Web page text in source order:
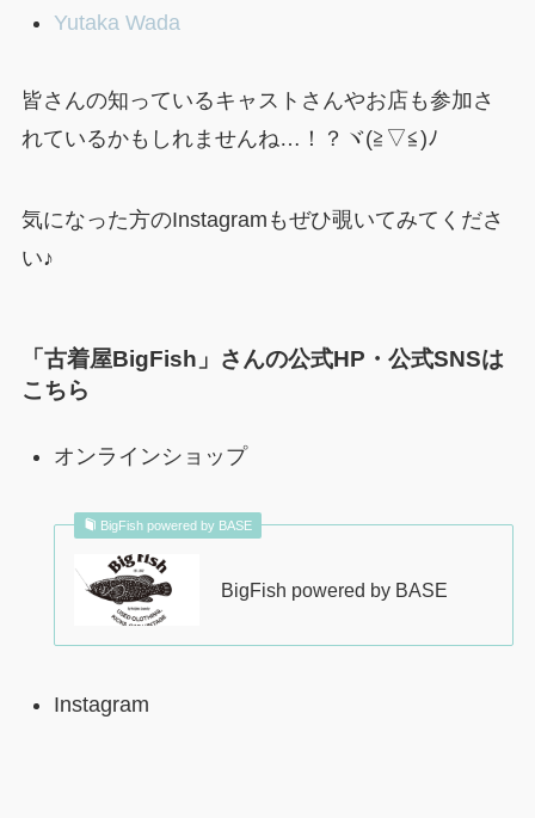
Yutaka Wada
皆さんの知っているキャストさんやお店も参加さ
れているかもしれませんね…！？ヾ(≧▽≦)ﾉ
気になった方のInstagramもぜひ覗いてみてくださ
い♪
「古着屋BigFish」さんの公式HP・公式SNSは
こちら
オンラインショップ
BigFish powered by BASE
BigFish powered by BASE
Instagram